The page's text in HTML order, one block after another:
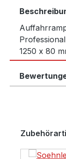
1250 x 80